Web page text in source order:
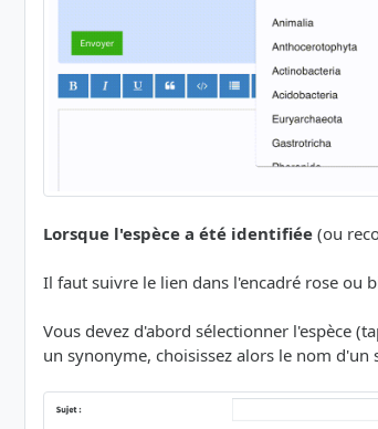
Lorsque l'espèce a été identifiée (ou
Il faut suivre le lien dans l'encadré rose ou
Vous devez d'abord sélectionner l'espèce
un synonyme, choisissez alors le nom d'un